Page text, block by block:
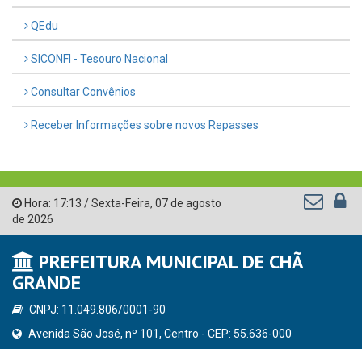
QEdu
SICONFI - Tesouro Nacional
Consultar Convênios
Receber Informações sobre novos Repasses
Hora: 17:13 /Sexta-Feira, 07 de agosto
de 2026
PREFEITURA MUNICIPAL DE CHÃ
GRANDE
CNPJ: 11.049.806/0001-90
Avenida São José, nº 101, Centro - CEP: 55.636-000